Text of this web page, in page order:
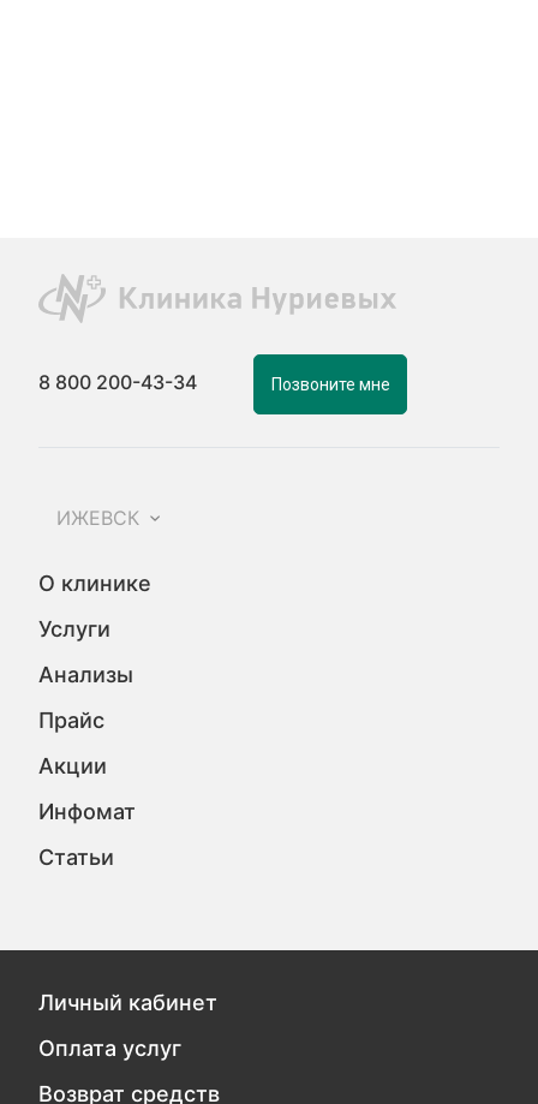
8 800 200-43-34 Позвоните мне
ИЖЕВСК
О клинике
Услуги
Анализы
Прайс
Акции
Инфомат
Статьи
Личный кабинет
Оплата услуг
Возврат средств